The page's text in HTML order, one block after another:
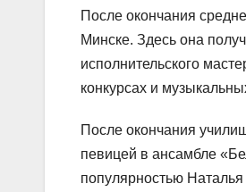
После окончания
Минске. Здесь она
исполнительского
конкурсах и
После окончания
певицей в ансамбле
популярностью